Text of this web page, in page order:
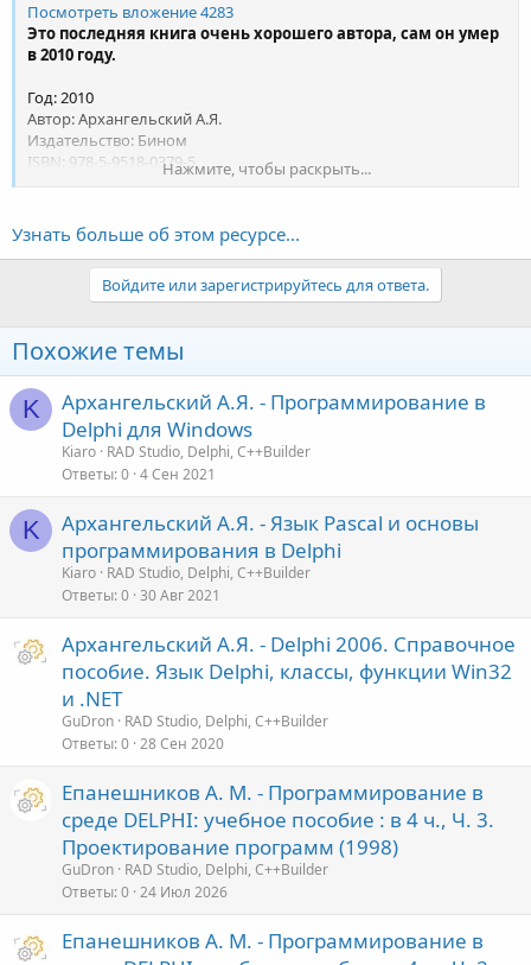
Посмотреть вложение 4283
Это последняя книга очень хорошего автора, сам он умер
в 2010 году.
Год: 2010
Автор: Архангельский А.Я.
Издательство: Бином
ISBN: 978-5-9518-0379-5
Качество: Отсканированные страницы.
Качество сканирования весьма посредственное (обрезаны
номера страниц), но учитывая стоимость и редкость данной
книги, это всё терпимо.
Вес - 339,8 МВ
Описание:
Книга содержит методические и справочные...
Нажмите, чтобы раскрыть...
Узнать больше об этом ресурсе...
Войдите или зарегистрируйтесь для ответа.
Похожие темы
K
Архангельский А.Я. - Программирование в
Delphi для Windows
Kiaro RAD Studio, Delphi, C++Builder
Ответы 0 4 Сен 2021
K
Архангельский А.Я. - Язык Pascal и основы
программирования в Delphi
Kiaro RAD Studio, Delphi, C++Builder
Ответы 0 30 Авг 2021
Архангельский А.Я. - Delphi 2006. Справочное
пособие. Язык Delphi, классы, функции Win32
и .NET
GuDron RAD Studio, Delphi, C++Builder
Ответы 0 28 Сен 2020
Епанешников А. М. - Программирование в
среде DELPHI: учебное пособие : в 4 ч., Ч. 3.
Проектирование программ (1998)
GuDron RAD Studio, Delphi, C++Builder
Ответы 0 24 Июл 2026
Епанешников А. М. - Программирование в